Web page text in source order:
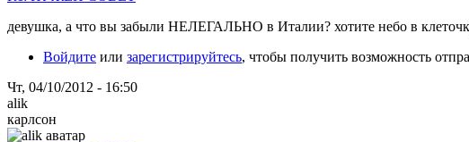
девушка, а что вы забыли НЕЛЕГАЛЬНО в Италии? хотите небо в
Войдите или зарегистрируйтесь, чтобы получить возможность
Чт, 04/10/2012 - 16:50
alik
карлсон